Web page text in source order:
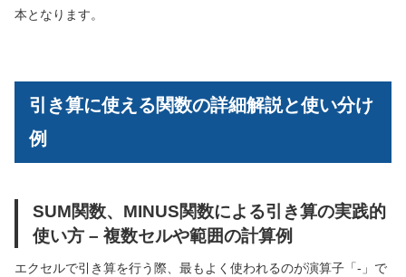
本となります。
引き算に使える関数の詳細解説と使い分け
例
SUM関数、MINUS関数による引き算の実践的
使い方 – 複数セルや範囲の計算例
エクセルで引き算を行う際、最もよく使われるのが演算子「-」で